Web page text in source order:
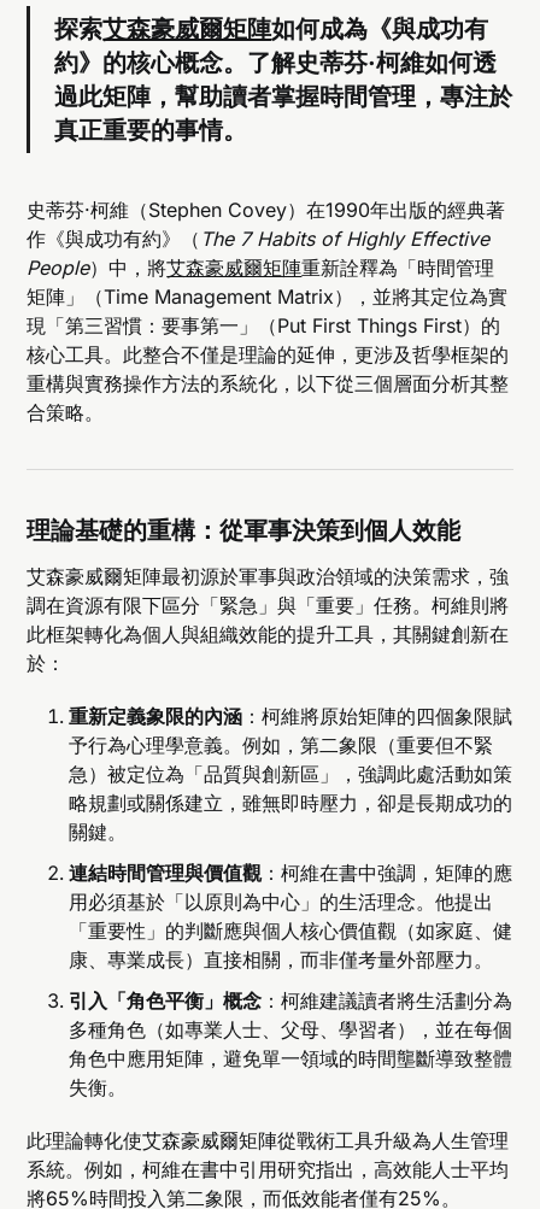
探索艾森豪威爾矩陣如何成為《與成功有
約》的核心概念。了解史蒂芬·柯維如何透
過此矩陣，幫助讀者掌握時間管理，專注於
真正重要的事情。
史蒂芬·柯維（Stephen Covey）在1990年出版的經典著
作《與成功有約》（ The 7 Habits of Highly Effective
People）中，將艾森豪威爾矩陣重新詮釋為「時間管理
矩陣」（Time Management Matrix），並將其定位為實
現「第三習慣：要事第一」（Put First Things First）的
核心工具。此整合不僅是理論的延伸，更涉及哲學框架的
重構與實務操作方法的系統化，以下從三個層面分析其整
合策略。
理論基礎的重構：從軍事決策到個人效能
艾森豪威爾矩陣最初源於軍事與政治領域的決策需求，強
調在資源有限下區分「緊急」與「重要」任務。柯維則將
此框架轉化為個人與組織效能的提升工具，其關鍵創新在
於：
重新定義象限的內涵 ：柯維將原始矩陣的四個象限賦
予行為心理學意義。例如，第二象限（重要但不緊
急）被定位為「品質與創新區」，強調此處活動如策
略規劃或關係建立，雖無即時壓力，卻是長期成功的
關鍵。
連結時間管理與價值觀：柯維在書中強調，矩陣的應
用必須基於「以原則為中心」的生活理念。他提出
「重要性」的判斷應與個人核心價值觀（如家庭、健
康、專業成長）直接相關，而非僅考量外部壓力。
引入「角色平衡」概念 ：柯維建議讀者將生活劃分為
多種角色（如專業人士、父母、學習者），並在每個
角色中應用矩陣，避免單一領域的時間壟斷導致整體
失衡。
此理論轉化使艾森豪威爾矩陣從戰術工具升級為人生管理
系統。例如，柯維在書中引用研究指出，高效能人士平均
將65%時間投入第二象限，而低效能者僅有25%。